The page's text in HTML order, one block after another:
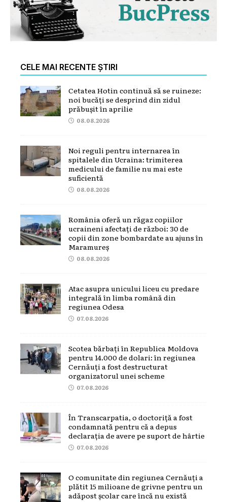
CELE MAI RECENTE ȘTIRI
Cetatea Hotin continuă să se ruineze:
noi bucăți se desprind din zidul
prăbușit în aprilie
08.08.2026
Noi reguli pentru internarea în
spitalele din Ucraina: trimiterea
medicului de familie nu mai este
suficientă
08.08.2026
România oferă un răgaz copiilor
ucraineni afectați de război: 30 de
copii din zone bombardate au ajuns în
Maramureș
08.08.2026
Atac asupra unicului liceu cu predare
integrală în limba română din
regiunea Odesa
07.08.2026
Scotea bărbați în Republica Moldova
pentru 14.000 de dolari: în regiunea
Cernăuți a fost destructurat
organizatorul unei scheme
07.08.2026
În Transcarpatia, o doctoriță a fost
condamnată pentru că a depus
declarația de avere pe suport de hârtie
07.08.2026
O comunitate din regiunea Cernăuți a
plătit 15 milioane de grivne pentru un
adăpost școlar care încă nu există